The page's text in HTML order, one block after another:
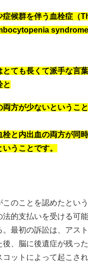
症候群を伴う血栓症（
とても長くて派手な言
と
両方が少ないということ
栓と内出血の両方が同
うことです。
このことを認めたとい
法的支払いを受ける可
。最初の訴訟は、アス
後、脳に後遺症が残っ
コットによって起こされ